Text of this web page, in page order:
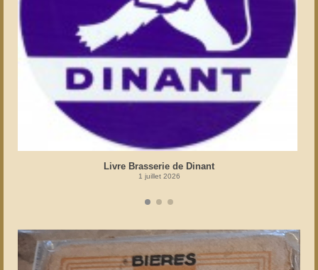
Livre Brasserie de Dinant
1 juillet 2026